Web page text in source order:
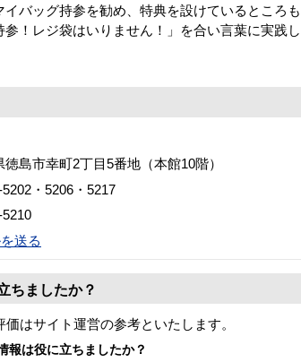
バッグ持参を勧め、特典を設けているところも
！レジ袋はいりません！」を合い言葉に実践し
島市幸町2丁目5番地（本館10階）
・5206・5217
送る
ちましたか？
はサイト運営の参考といたします。
報は役に立ちましたか？